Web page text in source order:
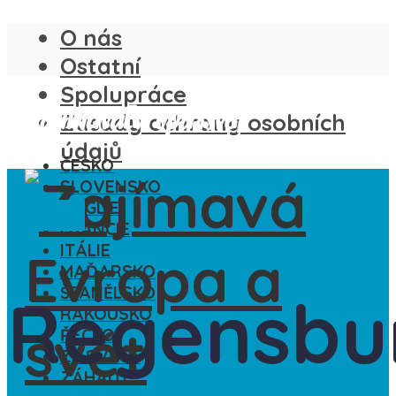
O nás
Ostatní
Spolupráce
Zásady ochrany osobních
údajů
ČESKO
SLOVENSKO
ANGLIE
FRANCIE
ITÁLIE
MAĎARSKO
ŠPANĚLSKO
RAKOUSKO
ŘECKO
ZE SVĚTA
ZÁHADY